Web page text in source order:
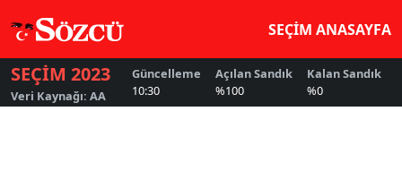
SEÇİM ANASAYFA
SEÇİM 2023
Veri Kaynağı: AA
Güncelleme
10:30
Açılan Sandık
%100
Kalan Sandık
%0